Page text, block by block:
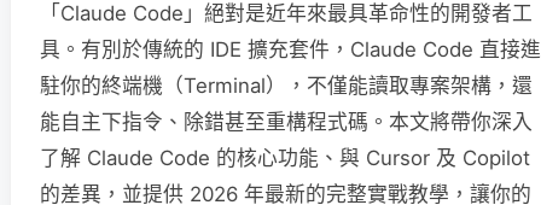
「Claude Code」絕對是近年來最具革命性的開發者工
具。有別於傳統的 IDE 擴充套件，Claude Code 直接進
駐你的終端機（Terminal），不僅能讀取專案架構，還
能自主下指令、除錯甚至重構程式碼。本文將帶你深入
了解 Claude Code 的核心功能、與 Cursor 及 Copilot
的差異，並提供 2026 年最新的完整實戰教學，讓你的